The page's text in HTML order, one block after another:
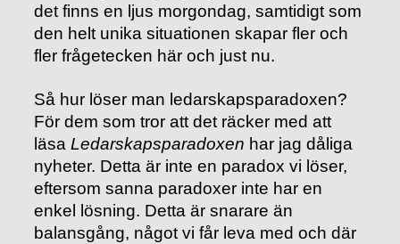
det finns en ljus morgondag, samtidigt som
den helt unika situationen skapar fler och
fler frågetecken här och just nu.
Så hur löser man ledarskapsparadoxen?
För dem som tror att det räcker med att
läsa Ledarskapsparadoxen har jag dåliga
nyheter. Detta är inte en paradox vi löser,
eftersom sanna paradoxer inte har en
enkel lösning. Detta är snarare än
balansgång, något vi får leva med och där